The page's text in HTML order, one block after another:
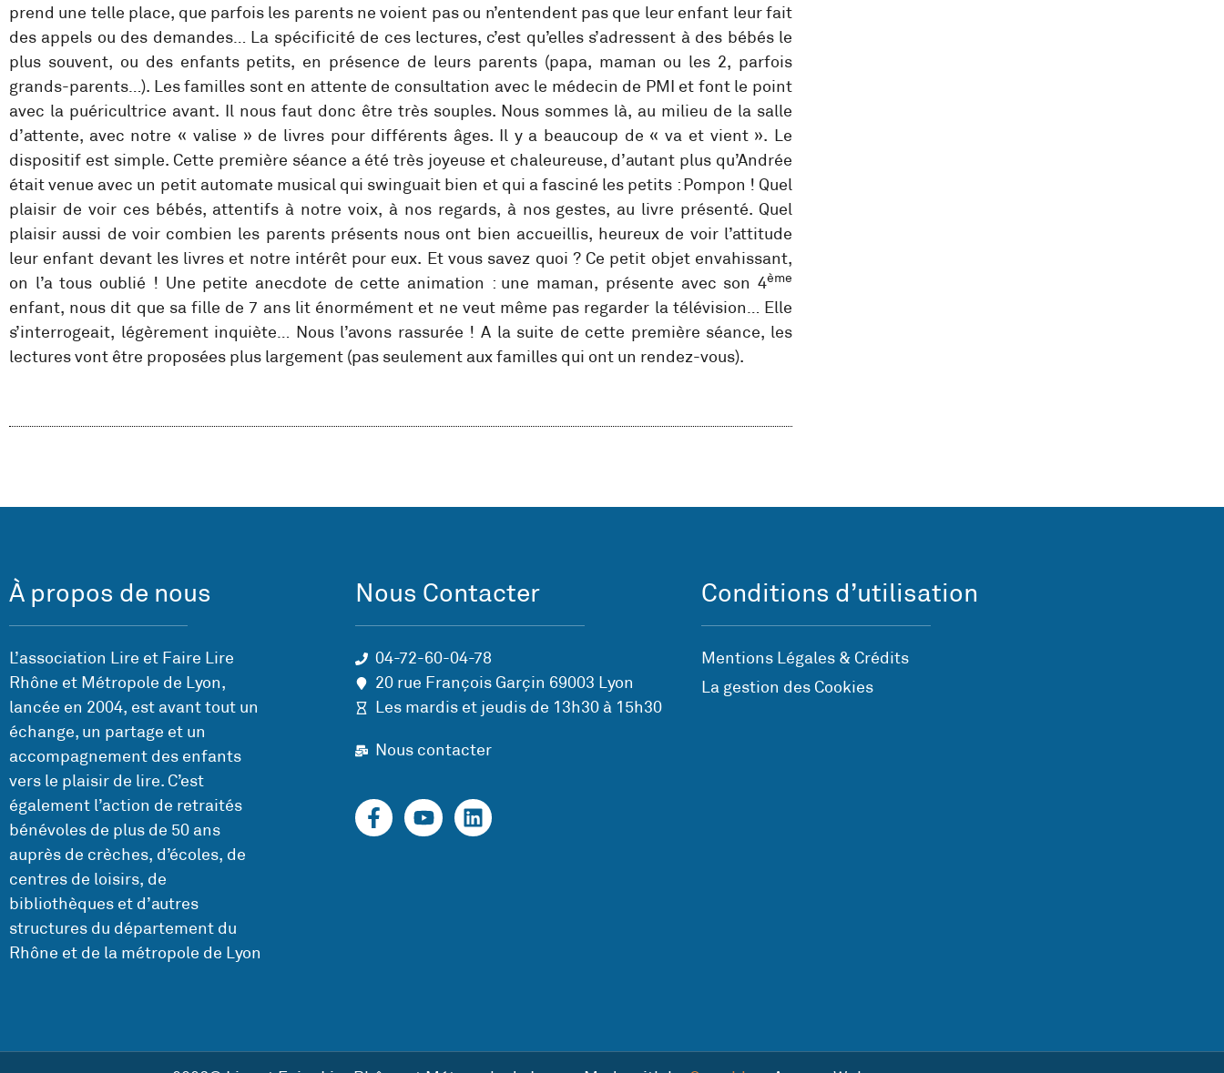
prend une telle place, que parfois les parents ne voient pas ou n’entendent pas que leur enfant leur fait
des appels ou des demandes… La spécificité de ces lectures, c’est qu’elles s’adressent à des bébés le
plus souvent, ou des enfants petits, en présence de leurs parents (papa, maman ou les 2, parfois
grands-parents…). Les familles sont en attente de consultation avec le médecin de PMI et font le point
avec la puéricultrice avant. Il nous faut donc être très souples. Nous sommes là, au milieu de la salle
d’attente, avec notre « valise » de livres pour différents âges. Il y a beaucoup de « va et vient ». Le
dispositif est simple. Cette première séance a été très joyeuse et chaleureuse, d’autant plus qu’Andrée
était venue avec un petit automate musical qui swinguait bien et qui a fasciné les petits : Pompon ! Quel
plaisir de voir ces bébés, attentifs à notre voix, à nos regards, à nos gestes, au livre présenté. Quel
plaisir aussi de voir combien les parents présents nous ont bien accueillis, heureux de voir l’attitude
leur enfant devant les livres et notre intérêt pour eux. Et vous savez quoi ? Ce petit objet envahissant,
on l’a tous oublié ! Une petite anecdote de cette animation : une maman, présente avec son 4ème
enfant, nous dit que sa fille de 7 ans lit énormément et ne veut même pas regarder la télévision… Elle
s’interrogeait, légèrement inquiète… Nous l’avons rassurée ! A la suite de cette première séance, les
lectures vont être proposées plus largement (pas seulement aux familles qui ont un rendez-vous).
À propos de nous
L’association Lire et Faire Lire
Rhône et Métropole de Lyon,
lancée en 2004, est avant tout un
échange, un partage et un
accompagnement des enfants
vers le plaisir de lire. C’est
également l’action de retraités
bénévoles de plus de 50 ans
auprès de crèches, d’écoles, de
centres de loisirs, de
bibliothèques et d’autres
structures du département du
Rhône et de la métropole de Lyon
Nous Contacter
04-72-60-04-78
20 rue François Garçin 69003 Lyon
Les mardis et jeudis de 13h30 à 15h30
Nous contacter
Conditions d’utilisation
Mentions Légales & Crédits
La gestion des Cookies